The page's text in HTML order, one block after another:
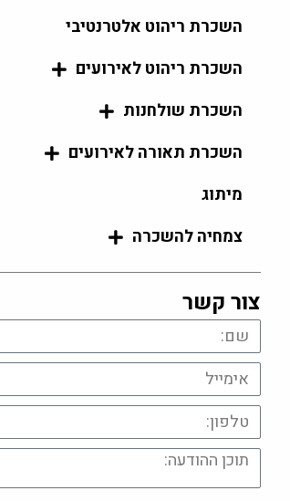
השכרת ריהוט אלטרנטיבי
השכרת ריהוט לאירועים
השכרת שולחנות
השכרת תאורה לאירועים
מיתוג
צמחיה להשכרה
צור קשר